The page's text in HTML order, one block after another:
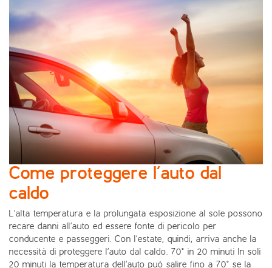
Come proteggere l’auto dal
caldo
L’alta temperatura e la prolungata esposizione al sole possono
recare danni all’auto ed essere fonte di pericolo per
conducente e passeggeri. Con l’estate, quindi, arriva anche la
necessità di proteggere l’auto dal caldo. 70° in 20 minuti In soli
20 minuti la temperatura dell’auto può salire fino a 70° se la